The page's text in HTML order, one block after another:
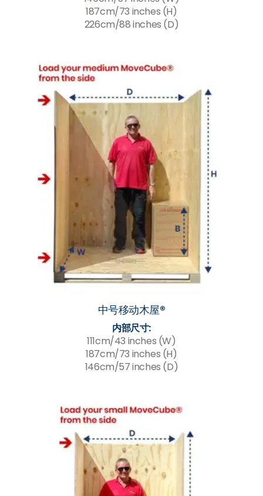
187cm/73 inches (H)
226cm/88 inches (D)
中号移动木屋®
内部尺寸:
111cm/43 inches (W)
187cm/73 inches (H)
146cm/57 inches (D)